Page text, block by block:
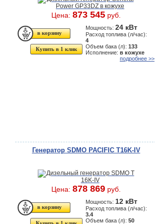
Цена: 873 545 руб.
Купить в 1 клик
Мощность: 24 кВт
Расход топлива (л/час):
4
Объем бака (л): 133
Исполнение: в кожухе
подробнее >>
Генератор SDMO PACIFIC T16K-IV
Цена: 878 869 руб.
Мощность: 12 кВт
Расход топлива (л/час):
3.4
Объем бака (л): 50